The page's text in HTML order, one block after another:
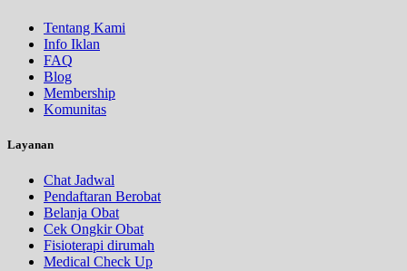
Tentang Kami
Info Iklan
FAQ
Blog
Membership
Komunitas
Layanan
Chat Jadwal
Pendaftaran Berobat
Belanja Obat
Cek Ongkir Obat
Fisioterapi dirumah
Medical Check Up